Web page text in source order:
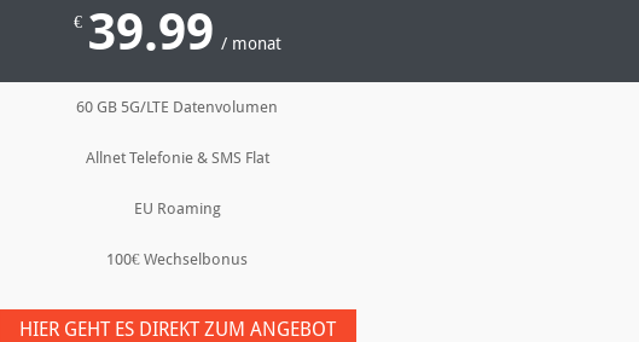
€ 39.99 / monat
60 GB 5G/LTE Datenvolumen
Allnet Telefonie & SMS Flat
EU Roaming
100€ Wechselbonus
HIER GEHT ES DIREKT ZUM ANGEBOT